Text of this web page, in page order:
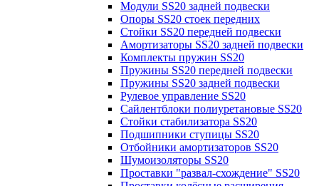
Модули SS20 задней подвески
Опоры SS20 стоек передних
Стойки SS20 передней подвески
Амортизаторы SS20 задней подвески
Комплекты пружин SS20
Пружины SS20 передней подвески
Пружины SS20 задней подвески
Рулевое управление SS20
Сайлентблоки полиуретановые SS20
Стойки стабилизатора SS20
Подшипники ступицы SS20
Отбойники амортизаторов SS20
Шумоизоляторы SS20
Проставки "развал-схождение" SS20